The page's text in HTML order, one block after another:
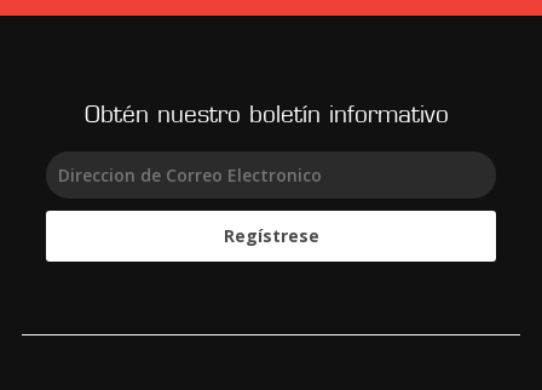
Obtén nuestro boletín informativo
Regístrese